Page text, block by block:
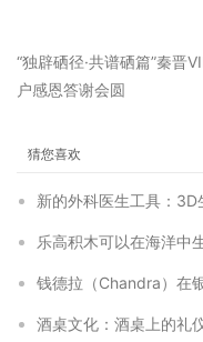
“独辟硒径·共谱硒篇”秦晋
户感恩答谢会圆
猜您喜欢
新的外科医生工具：3D
乐高积木可以在海洋中
钱德拉（Chandra）在
酒桌文化：酒桌上的礼